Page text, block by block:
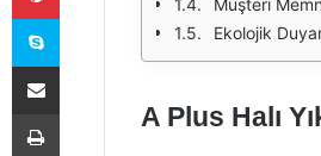
Müşteri
Ekolojik
A Plus Halı
Skype
E-Posta ile paylaş